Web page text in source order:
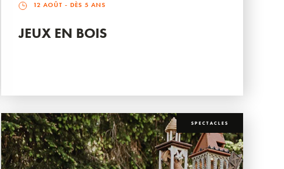
12 AOÛT - DÈS 5 ANS
JEUX EN BOIS
SPECTACLES